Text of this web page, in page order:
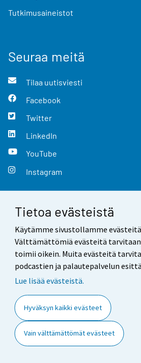
Tietoa evästeistä
Käytämme sivustollamme
Välttämättömiä evästeitä
toimii oikein. Muita evästeitä
podcastien ja palautepalvelun
Lue lisää evästeistä.
Hyväksyn kaikki evästeet
Vain välttämättömät evästeet
Tutkimusaineistot
Seuraa meitä
Tilaa uutisviesti
Facebook
Twitter
LinkedIn
YouTube
Instagram
Yhteystiedot
Palaute
Käyttöehdot
Saavutettavuus
Tietoa sivustosta
Evästeasetukset